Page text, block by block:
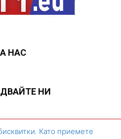
НАС
НИ
Архивен сайт
Като приемете